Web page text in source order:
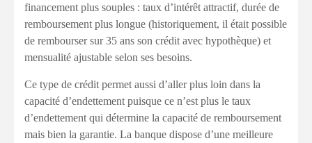
financement plus souples : taux d’intérêt attractif, durée de
remboursement plus longue (historiquement, il était possible
de rembourser sur 35 ans son crédit avec hypothèque) et
mensualité ajustable selon ses besoins.
Ce type de crédit permet aussi d’aller plus loin dans la
capacité d’endettement puisque ce n’est plus le taux
d’endettement qui détermine la capacité de remboursement
mais bien la garantie. La banque dispose d’une meilleure